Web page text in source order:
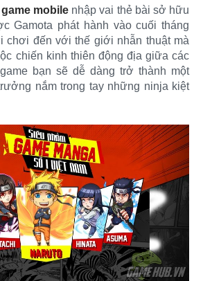
game mobile nhập vai thẻ bài sở hữu
Gamota phát hành vào cuối tháng
chơi đến với thế giới nhẫn thuật mà
chiến kinh thiên động địa giữa các
bạn sẽ dễ dàng trở thành một
nắm trong tay những ninja kiệt